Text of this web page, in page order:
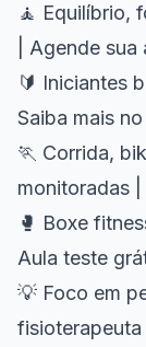
🧘 Equilíbrio,
| Agende
🔰 Iniciantes
Saiba mais
🏃 Corrida,
monitoradas
🥊 Boxe
Aula teste
💡 Foco em